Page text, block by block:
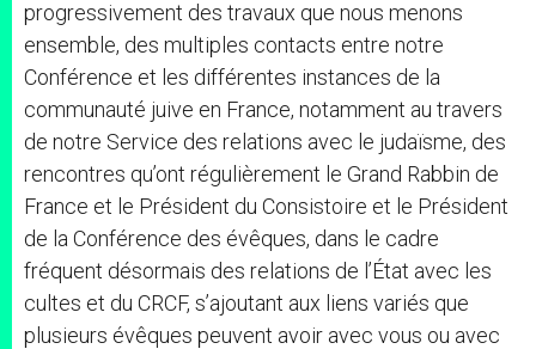
progressivement des travaux que nous menons
ensemble, des multiples contacts entre notre
Conférence et les différentes instances de la
communauté juive en France, notamment au travers
de notre Service des relations avec le judaïsme, des
rencontres qu’ont régulièrement le Grand Rabbin de
France et le Président du Consistoire et le Président
de la Conférence des évêques, dans le cadre
fréquent désormais des relations de l’État avec les
cultes et du CRCF, s’ajoutant aux liens variés que
plusieurs évêques peuvent avoir avec vous ou avec